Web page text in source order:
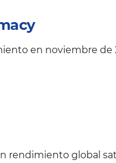
en noviembre de
rendimiento global